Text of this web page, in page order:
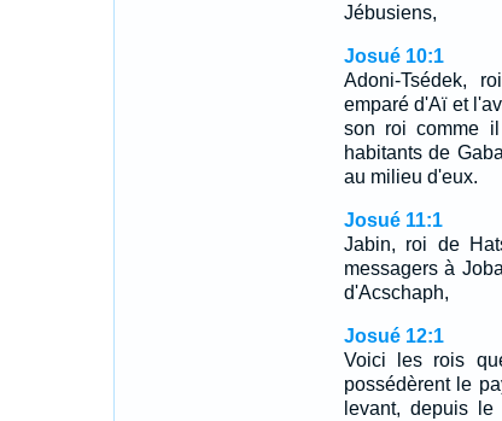
Jébusiens,
Josué 10:1
Adoni-Tsédek,
emparé d'Aï et
son roi comme
habitants de
au milieu d'eux.
Josué 11:1
Jabin, roi de
messagers à
d'Acschaph,
Josué 12:1
Voici les rois
possédèrent le
levant, depuis